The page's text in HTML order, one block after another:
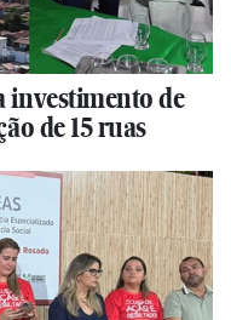
investimento de
de 15 ruas